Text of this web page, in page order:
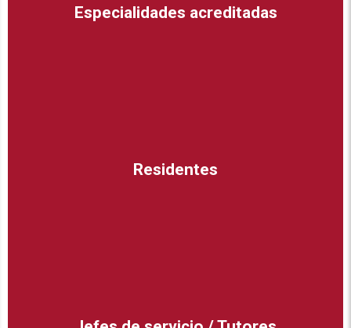
Especialidades acreditadas
Residentes